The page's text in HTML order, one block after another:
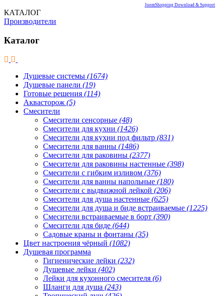
JoomShopping Download & Support
КАТАЛОГ
Производители
Каталог
Душевые системы (1674)
Душевые панели (19)
Готовые решения (114)
Аквасторож (5)
Смесители
Смесители сенсорные (48)
Смесители для кухни (1426)
Смесители для кухни под фильтр (831)
Смесители для ванны (1486)
Смесители для раковины (2377)
Смесители для раковины настенные (398)
Смесители с гибким изливом (376)
Смесители для ванны напольные (180)
Смесители с выдвижной лейкой (206)
Смесители для душа настенные (625)
Смесители для душа и биде встраиваемые (1225)
Смесители встраиваемые в борт (390)
Смесители для биде (644)
Садовые краны и фонтаны (35)
Цвет настроения чёрный (1082)
Душевая программа
Гигиенические лейки (232)
Душевые лейки (402)
Лейки для кухонного смесителя (6)
Шланги для душа (243)